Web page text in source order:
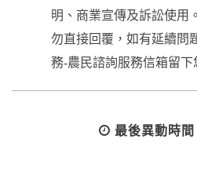
明、商業宣傳及訴訟使用
勿直接回覆，如有延續問
務-農民諮詢服務信箱留下
最後異動時間